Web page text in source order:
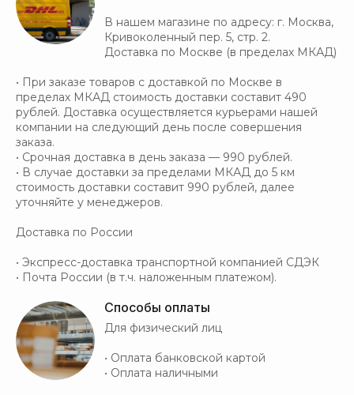
В нашем магазине по адресу: г. Москва,
Кривоколенный пер. 5, стр. 2.
Доставка по Москве (в пределах МКАД)
• При заказе товаров с доставкой по Москве в
пределах МКАД стоимость доставки составит 490
рублей. Доставка осуществляется курьерами нашей
компании на следующий день после совершения
заказа.
• Срочная доставка в день заказа — 990 рублей.
• В случае доставки за пределами МКАД до 5 км
стоимость доставки составит 990 рублей, далее
уточняйте у менеджеров.
Доставка по России
• Экспресс-доставка транспортной компанией СДЭК
• Почта России (в т.ч. наложенным платежом).
Способы оплаты
Для физический лиц
• Оплата банковской картой
• Оплата наличными